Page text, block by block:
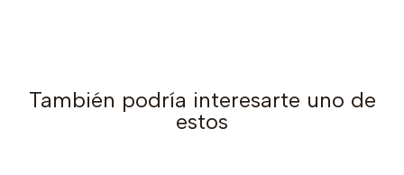
También podría interesarte uno de
estos